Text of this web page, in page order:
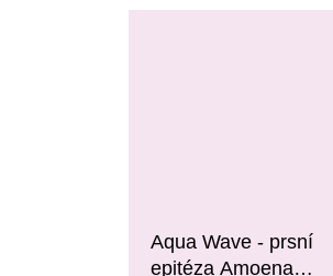
Aqua Wave - prsní
epitéza Amoena